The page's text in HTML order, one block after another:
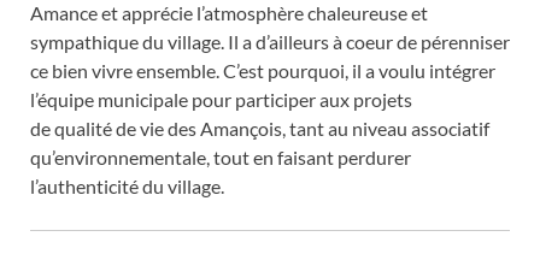
Amance et apprécie l’atmosphère chaleureuse et
sympathique du village. Il a d’ailleurs à coeur de pérenniser
ce bien vivre ensemble. C’est pourquoi, il a voulu intégrer
l’équipe municipale pour participer aux projets
de qualité de vie des Amançois, tant au niveau associatif
qu’environnementale, tout en faisant perdurer
l’authenticité du village.